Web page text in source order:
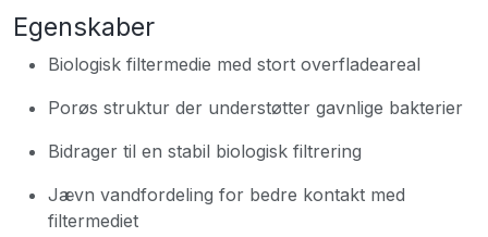
Egenskaber
Biologisk filtermedie med stort overfladeareal
Porøs struktur der understøtter gavnlige bakterier
Bidrager til en stabil biologisk filtrering
Jævn vandfordeling for bedre kontakt med
filtermediet